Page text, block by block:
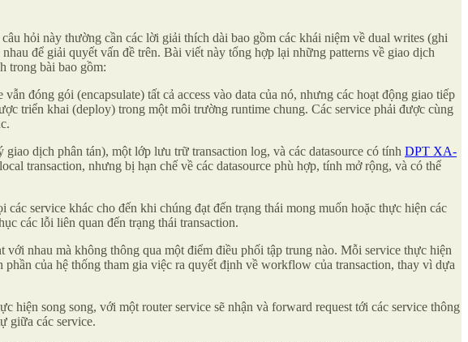
hỏi này thường cần các lời giải thích dài bao gồm các khái niệm về dual writes (ghi
để giải quyết vấn đề trên. Bài viết này tổng hợp lại những patterns về giao dịch
trong bài bao gồm:
đóng gói (encapsulate) tất cả access vào data của nó, nhưng các hoạt động giao tiếp
triển khai (deploy) trong một môi trường runtime chung. Các service phải được cùng
dịch phân tán), một lớp lưu trữ transaction log, và các datasource có tính DPT XA-
transaction, nhưng bị hạn chế về các datasource phù hợp, tính mở rộng, và có thể
service khác cho đến khi chúng đạt đến trạng thái mong muốn hoặc thực hiện các
các lỗi liên quan đến trạng thái transaction.
nhau mà không thông qua một điểm điều phối tập trung nào. Mỗi service thực hiện
của hệ thống tham gia việc ra quyết định về workflow của transaction, thay vì dựa
hiện song song, với một router service sẽ nhận và forward request tới các service thông
giữa các service.